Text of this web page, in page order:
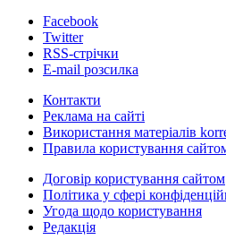
Facebook
Twitter
RSS-стрічки
E-mail розсилка
Контакти
Реклама на сайті
Використання матеріалів
Правила користування
Договір користування сайтом
Політика у сфері
Угода щодо користування
Редакція